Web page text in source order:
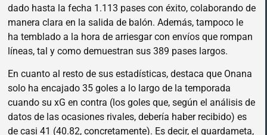
dado hasta la fecha 1.113 pases con éxito, colaborando de
manera clara en la salida de balón. Además, tampoco le
ha temblado a la hora de arriesgar con envíos que rompan
líneas, tal y como demuestran sus 389 pases largos.
En cuanto al resto de sus estadísticas, destaca que Onana
solo ha encajado 35 goles a lo largo de la temporada
cuando su xG en contra (los goles que, según el análisis de
datos de las ocasiones rivales, debería haber recibido) es
de casi 41 (40.82, concretamente). Es decir, el guardameta,